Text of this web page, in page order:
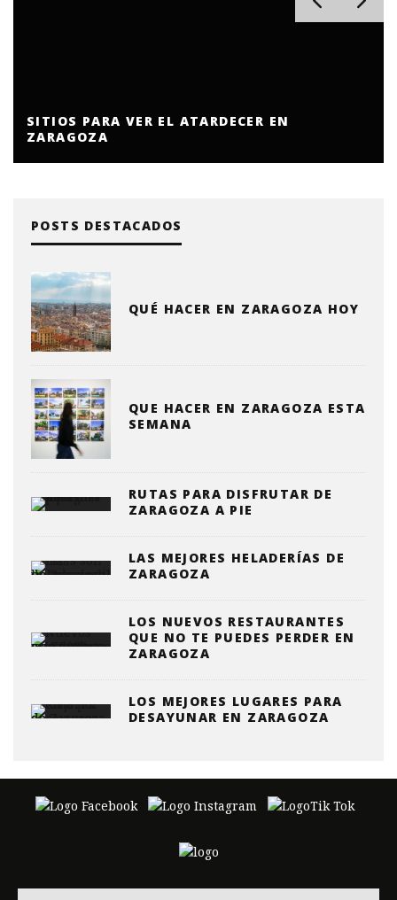
SITIOS PARA VER EL ATARDECER EN
ZARAGOZA
POSTS DESTACADOS
QUÉ HACER EN ZARAGOZA HOY
QUE HACER EN ZARAGOZA ESTA
SEMANA
RUTAS PARA DISFRUTAR DE
ZARAGOZA A PIE
LAS MEJORES HELADERÍAS DE
ZARAGOZA
LOS NUEVOS RESTAURANTES
QUE NO TE PUEDES PERDER EN
ZARAGOZA
LOS MEJORES LUGARES PARA
DESAYUNAR EN ZARAGOZA